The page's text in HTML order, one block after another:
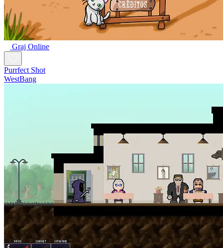
Graj Online
Purrfect Shot
WestBang